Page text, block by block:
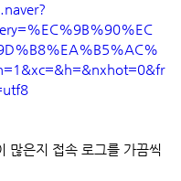
많은지 접속 로그를 가끔씩